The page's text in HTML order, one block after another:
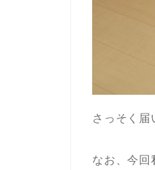
さっそく届
なお、今回